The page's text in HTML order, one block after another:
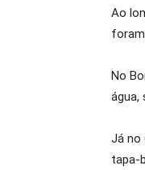
Ao
No
água,
Já no
tapa-